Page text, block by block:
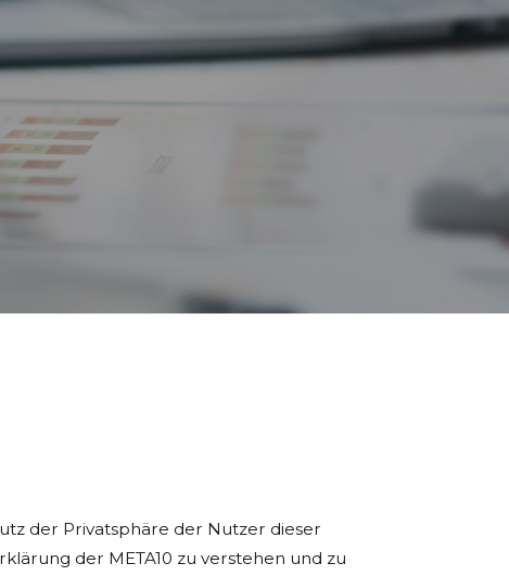
der Privatsphäre der Nutzer dieser
der META10 zu verstehen und zu